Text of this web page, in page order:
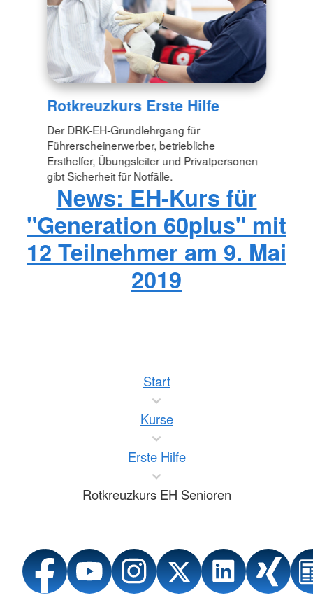
Rotkreuzkurs Erste Hilfe
Der DRK-EH-Grundlehrgang für
Führerscheinerwerber, betriebliche
Ersthelfer, Übungsleiter und Privatpersonen
gibt Sicherheit für Notfälle.
News: EH-Kurs für
"Generation 60plus" mit
12 Teilnehmer am 9. Mai
2019
Start
Kurse
Erste Hilfe
Rotkreuzkurs EH Senioren